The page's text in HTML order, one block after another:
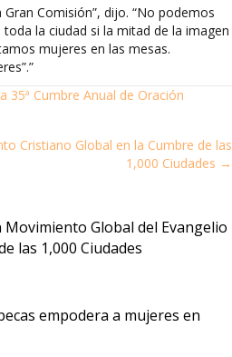
Comisión”, dijo. “No podemos
la ciudad si la mitad de la imagen
mujeres en las mesas.
Cumbre Anual de Oración
Cristiano Global en la Cumbre de las
1,000 Ciudades →
Movimiento Global del Evangelio
las 1,000 Ciudades
empodera a mujeres en